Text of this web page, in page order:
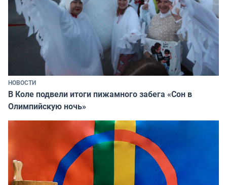
НОВОСТИ
В Коле подвели итоги пижамного забега «Сон в
Олимпийскую ночь»